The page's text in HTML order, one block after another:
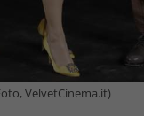
VelvetCinema.it)